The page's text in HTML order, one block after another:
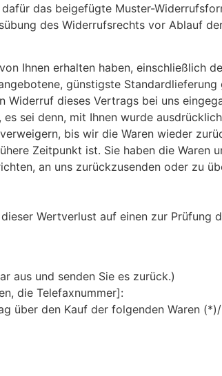
das beigefügte Muster-
des Widerrufsrechts vor Ablauf
Ihnen erhalten haben, einschließlich
günstigste
dieses Vertrags bei uns
sei denn, mit Ihnen wurde
bis wir die Waren wieder
Zeitpunkt ist. Sie haben die Waren
an uns zurückzusenden oder zu
Wertverlust auf einen zur Prüfung
aus und senden Sie es zurück.)
die Telefaxnummer]:
über den Kauf der folgenden Waren